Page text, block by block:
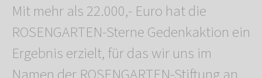
Mit mehr als 22.000,- Euro hat die
ROSENGARTEN-Sterne Gedenkaktion ein
Ergebnis erzielt, für das wir uns im